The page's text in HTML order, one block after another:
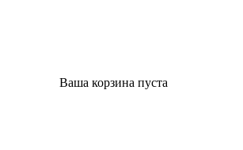
Ваша корзина пуста